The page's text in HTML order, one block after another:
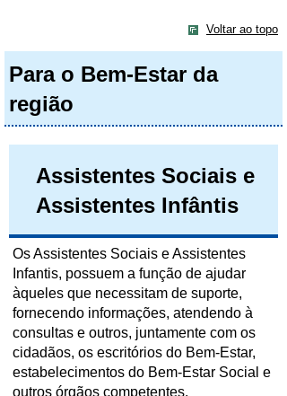
Voltar ao topo
Para o Bem-Estar da
região
Assistentes Sociais e
Assistentes Infântis
Os Assistentes Sociais e Assistentes
Infantis, possuem a função de ajudar
àqueles que necessitam de suporte,
fornecendo informações, atendendo à
consultas e outros, juntamente com os
cidadãos, os escritórios do Bem-Estar,
estabelecimentos do Bem-Estar Social e
outros órgãos competentes.